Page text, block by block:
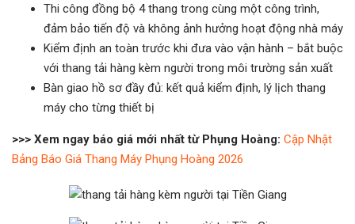
Thi công đồng bộ 4 thang trong cùng một công trình,
đảm bảo tiến độ và không ảnh hưởng hoạt động nhà máy
Kiểm định an toàn trước khi đưa vào vận hành – bắt buộc
với thang tải hàng kèm người trong môi trường sản xuất
Bàn giao hồ sơ đầy đủ: kết quả kiểm định, lý lịch thang
máy cho từng thiết bị
>>> Xem ngay báo giá mới nhất từ Phụng Hoàng: Cập Nhật
Bảng Báo Giá Thang Máy Phụng Hoàng 2026